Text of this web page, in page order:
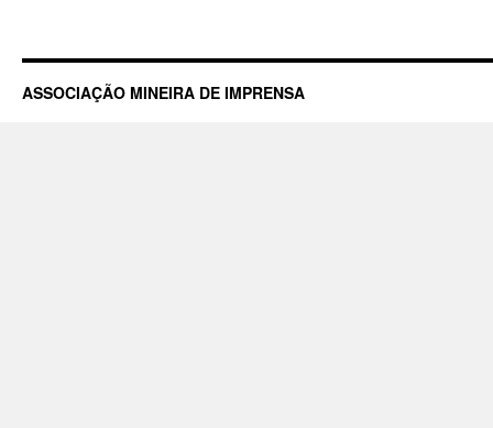
ASSOCIAÇÃO MINEIRA DE IMPRENSA